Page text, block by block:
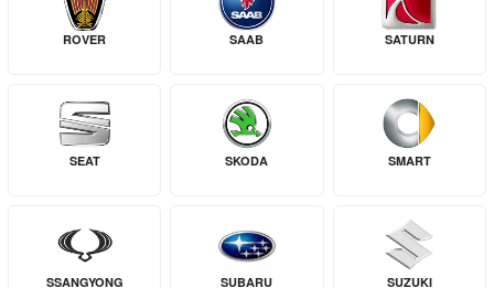
ROVER SAAB SATURN
SEAT SKODA SMART
SSANGYONG SUBARU SUZUKI